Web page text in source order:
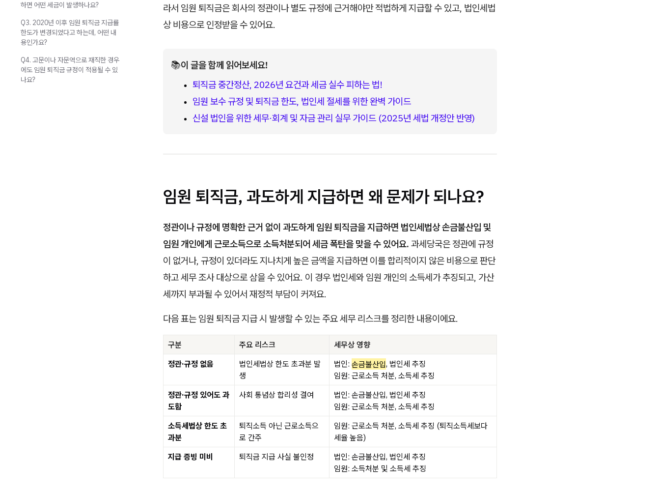
라서 임원 퇴직금은 회사의 정관이나 별도 규정에 근거해야만 적법하게 지급할 수 있고, 법인세법
상 비용으로 인정받을 수 있어요.
📚이 글을 함께 읽어보세요!
퇴직금 중간정산, 2026년 요건과 세금 실수 피하는 법!
임원 보수 규정 및 퇴직금 한도, 법인세 절세를 위한 완벽 가이드
신설 법인을 위한 세무·회계 및 자금 관리 실무 가이드 (2025년 세법 개정안 반영)
임원 퇴직금, 과도하게 지급하면 왜 문제가 되나요?
정관이나 규정에 명확한 근거 없이 과도하게 임원 퇴직금을 지급하면 법인세법상 손금불산입 및
임원 개인에게 근로소득으로 소득처분되어 세금 폭탄을 맞을 수 있어요. 과세당국은 정관에 규정
이 없거나, 규정이 있더라도 지나치게 높은 금액을 지급하면 이를 합리적이지 않은 비용으로 판단
하고 세무 조사 대상으로 삼을 수 있어요. 이 경우 법인세와 임원 개인의 소득세가 추징되고, 가산
세까지 부과될 수 있어서 재정적 부담이 커져요.
다음 표는 임원 퇴직금 지급 시 발생할 수 있는 주요 세무 리스크를 정리한 내용이에요.
구분 주요 리스크
세무상 영향
정관·규정 없음
법인세법상 한도 초과분 발
생
법인: 손금불산입, 법인세 추징
임원: 근로소득 처분, 소득세 추징
정관·규정 있어도 과
도함
사회 통념상 합리성 결여
법인: 손금불산입, 법인세 추징
임원: 근로소득 처분, 소득세 추징
소득세법상 한도 초
과분
퇴직소득 아닌 근로소득으
로 간주
임원: 근로소득 처분, 소득세 추징 (퇴직소득세보다
세율 높음)
지급 증빙 미비
퇴직금 지급 사실 불인정
법인: 손금불산입, 법인세 추징
임원: 소득처분 및 소득세 추징
하면 어떤 세금이 발생하나요?
Q3. 2020년 이후 임원 퇴직금 지급률
한도가 변경되었다고 하는데, 어떤 내
용인가요?
Q4. 고문이나 자문역으로 재직한 경우
에도 임원 퇴직금 규정이 적용될 수 있
나요?